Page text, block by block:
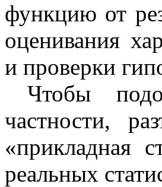
функцию от
оценивания
и проверки
Чтобы
частности,
«прикладная
реальных